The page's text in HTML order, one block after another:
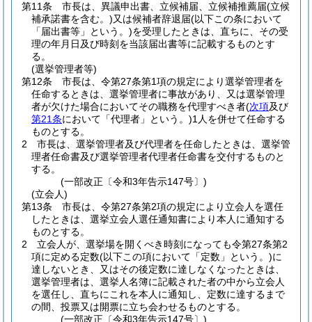
第11条
市長は、異議申出書、立候補届、立候補推薦届(立候
補承諾書を含む。)又は候補者辞退届(以下この条において
「届出書等」という。)を受理したときは、直ちに、その受
理の年月日及び時刻を当該届出書等に記載するものとす
る。
(選挙管理者等)
第12条
市長は、令第27条第1項の規定により選挙管理者を
任命するときは、選挙管理者に事故があり、又は選挙管理
者が欠けた場合においてその職務を代理すべき者(次項及び
第21条において「代理者」という。)1人を併せて任命する
ものとする。
2
市長は、選挙管理者及び代理者を任命したときは、選挙管
理者任命書及び選挙管理者代理者任命書を交付するものと
する。
(一部改正〔令和3年告示147号〕)
(立会人)
第13条
市長は、令第27条第2項の規定により立会人を選任
したときは、選挙立会人選任通知書により本人に通知する
ものとする。
2
立会人が、選挙場を開くべき時刻になっても令第27条第2
項に定める定数(以下この項において「定数」という。)に
達しないとき、又はその後定数に達しなくなったときは、
選挙管理者は、選挙人名簿に記載された者の中から立会人
を選任し、直ちにこれを本人に通知し、定数に達するまで
の間、投票又は開票に立ち会わせるものとする。
(一部改正〔令和3年告示147号〕)